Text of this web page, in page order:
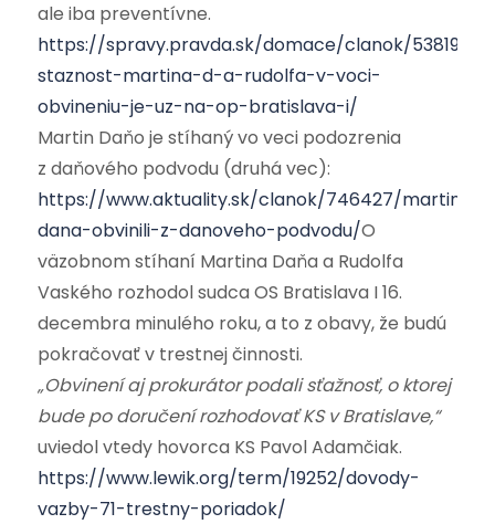
ale iba preventívne.
https://spravy.pravda.sk/domace/clanok/538198-
staznost-martina-d-a-rudolfa-v-voci-
obvineniu-je-uz-na-op-bratislava-i/
Martin Daňo je stíhaný vo veci podozrenia
z daňového podvodu (druhá vec):
https://www.aktuality.sk/clanok/746427/martina-
dana-obvinili-z-danoveho-podvodu/O
väzobnom stíhaní Martina Daňa a Rudolfa
Vaského rozhodol sudca OS Bratislava I 16.
decembra minulého roku, a to z obavy, že budú
pokračovať v trestnej činnosti.
„Obvinení aj prokurátor podali sťažnosť, o ktorej
bude po doručení rozhodovať KS v Bratislave,“
uviedol vtedy hovorca KS Pavol Adamčiak.
https://www.lewik.org/term/19252/dovody-
vazby-71-trestny-poriadok/